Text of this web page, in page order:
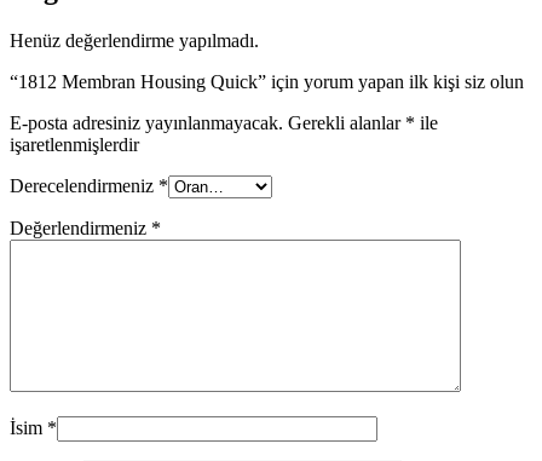
Henüz değerlendirme yapılmadı.
“1812 Membran Housing Quick” için yorum yapan ilk kişi siz olun
E-posta adresiniz yayınlanmayacak. Gerekli alanlar * ile
işaretlenmişlerdir
Derecelendirmeniz *
Değerlendirmeniz *
İsim *